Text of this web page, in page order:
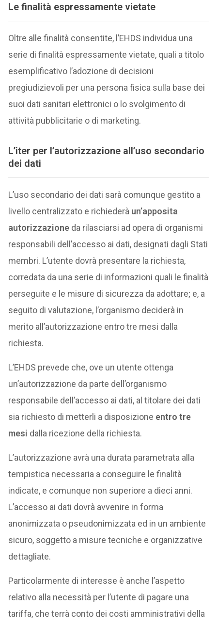
Le finalità espressamente vietate
Oltre alle finalità consentite, l’EHDS individua una
serie di finalità espressamente vietate, quali a titolo
esemplificativo l’adozione di decisioni
pregiudizievoli per una persona fisica sulla base dei
suoi dati sanitari elettronici o lo svolgimento di
attività pubblicitarie o di marketing.
L’iter per l’autorizzazione all’uso secondario
dei dati
L’uso secondario dei dati sarà comunque gestito a
livello centralizzato e richiederà un’apposita
autorizzazione da rilasciarsi ad opera di organismi
responsabili dell’accesso ai dati, designati dagli Stati
membri. L’utente dovrà presentare la richiesta,
corredata da una serie di informazioni quali le finalità
perseguite e le misure di sicurezza da adottare; e, a
seguito di valutazione, l’organismo deciderà in
merito all’autorizzazione entro tre mesi dalla
richiesta.
L’EHDS prevede che, ove un utente ottenga
un’autorizzazione da parte dell’organismo
responsabile dell’accesso ai dati, al titolare dei dati
sia richiesto di metterli a disposizione entro tre
mesi dalla ricezione della richiesta.
L’autorizzazione avrà una durata parametrata alla
tempistica necessaria a conseguire le finalità
indicate, e comunque non superiore a dieci anni.
L’accesso ai dati dovrà avvenire in forma
anonimizzata o pseudonimizzata ed in un ambiente
sicuro, soggetto a misure tecniche e organizzative
dettagliate.
Particolarmente di interesse è anche l’aspetto
relativo alla necessità per l’utente di pagare una
tariffa, che terrà conto dei costi amministrativi della